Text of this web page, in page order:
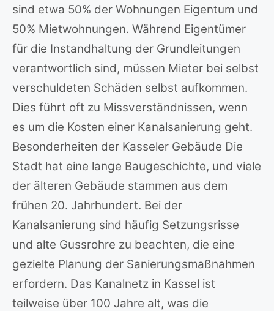
sind etwa 50% der Wohnungen Eigentum und
50% Mietwohnungen. Während Eigentümer
für die Instandhaltung der Grundleitungen
verantwortlich sind, müssen Mieter bei selbst
verschuldeten Schäden selbst aufkommen.
Dies führt oft zu Missverständnissen, wenn
es um die Kosten einer Kanalsanierung geht.
Besonderheiten der Kasseler Gebäude Die
Stadt hat eine lange Baugeschichte, und viele
der älteren Gebäude stammen aus dem
frühen 20. Jahrhundert. Bei der
Kanalsanierung sind häufig Setzungsrisse
und alte Gussrohre zu beachten, die eine
gezielte Planung der Sanierungsmaßnahmen
erfordern. Das Kanalnetz in Kassel ist
teilweise über 100 Jahre alt, was die